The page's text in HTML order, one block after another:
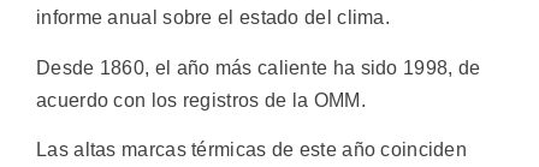
informe anual sobre el estado del clima.
Desde 1860, el año más caliente ha sido 1998, de
acuerdo con los registros de la OMM.
Las altas marcas térmicas de este año coinciden